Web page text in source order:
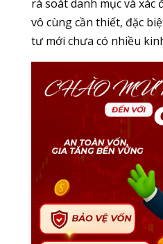
rà soát danh mục và xác
vô cùng cần thiết, đặc
tư mới chưa có nhiều